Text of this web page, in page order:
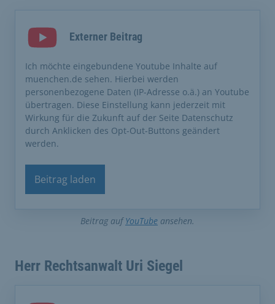
Externer Beitrag
Ich möchte eingebundene Youtube Inhalte auf
muenchen.de sehen. Hierbei werden
personenbezogene Daten (IP-Adresse o.ä.) an Youtube
übertragen. Diese Einstellung kann jederzeit mit
Wirkung für die Zukunft auf der Seite Datenschutz
durch Anklicken des Opt-Out-Buttons geändert
werden.
Beitrag laden
Beitrag aufYouTube ansehen.
Herr Rechtsanwalt Uri Siegel